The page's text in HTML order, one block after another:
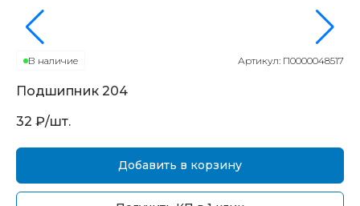
В наличие Артикул: П0000048517
Подшипник 204
32 ₽/шт.
Добавить в корзину